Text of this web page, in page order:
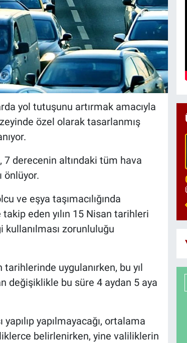
yol tutuşunu artırmak amacıyla
özel olarak tasarlanmış
7 derecenin altındaki tüm hava
önlüyor.
ve eşya taşımacılığında
takip eden yılın 15 Nisan tarihleri
kullanılması zorunluluğu
uygulanırken, bu yıl
değişiklikle bu süre 4 aydan 5 aya
yapılmayacağı, ortalama
belirlenirken, yine valiliklerin